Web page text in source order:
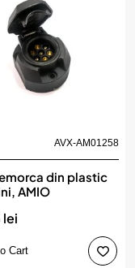
AVX-AM01258
din plastic
AMIO
Cart